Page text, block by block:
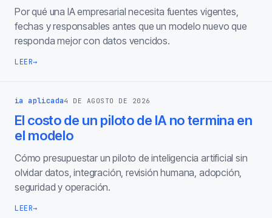
Por qué una IA empresarial necesita fuentes vigentes,
fechas y responsables antes que un modelo nuevo que
responda mejor con datos vencidos.
LEER→
ia aplicada4 DE AGOSTO DE 2026
El costo de un piloto de IA no termina en
el modelo
Cómo presupuestar un piloto de inteligencia artificial sin
olvidar datos, integración, revisión humana, adopción,
seguridad y operación.
LEER→